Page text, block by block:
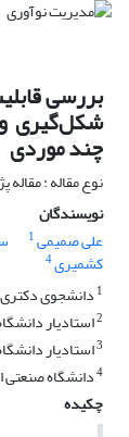
بررسی
شکل‌گیری و
چند موردی
نوع مقاله :
نویسندگان
علی صمیمی1
کشمیری4
1 دانشجوی دکتری
2استادیار
3استادیار
4دانشگاه صنعتی
چکیده